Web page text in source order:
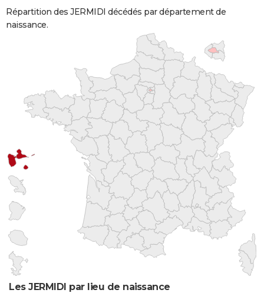
Répartition des JERMIDI décédés par département de
naissance.
Les JERMIDI par lieu de naissance